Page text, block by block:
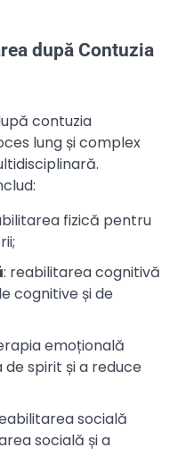
după Contuzia
contuzia
lung și complex
fizică pentru
: reabilitarea cognitivă
cognitive și de
emoțională
spirit și a reduce
socială
socială și a